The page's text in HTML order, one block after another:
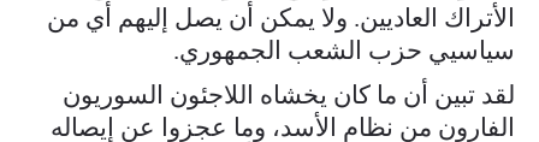
الأتراك العاديين. ولا يمكن أن يصل إليهم أي من
سياسيي حزب الشعب الجمهوري.
لقد تبين أن ما كان يخشاه اللاجئون السوريون
الفارون من نظام الأسد، وما عجزوا عن إيصاله